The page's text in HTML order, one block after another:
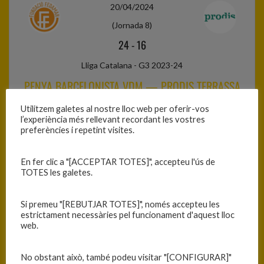
20/04/2024
(Jornada 8)
24-16
Lliga Catalana - G3 2023-24
PENYA BARCELONISTA VDM — PRODIS TERRASSA
17-19
PRODIS TERRASSA — C.E. EL VILAR-C.B. BLANES
Utilitzem galetes al nostre lloc web per oferir-vos
l’experiència més rellevant recordant les vostres
preferències i repetint visites.
En fer clic a "[ACCEPTAR TOTES]", accepteu l'ús de
TOTES les galetes.
Si premeu "[REBUTJAR TOTES]", només accepteu les
estrictament necessàries pel funcionament d'aquest lloc
web.
No obstant això, també podeu visitar "[CONFIGURAR]"